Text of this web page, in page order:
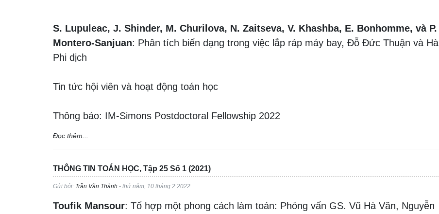
S. Lupuleac, J. Shinder, M. Churilova, N. Zaitseva, V. Khashba, E. Bonhomme, và P.
Montero-Sanjuan: Phân tích biến dạng trong việc lắp ráp máy bay, Đỗ Đức Thuận và Hà
Phi dịch
Tin tức hội viên và hoạt động toán học
Thông báo: IM-Simons Postdoctoral Fellowship 2022
Đọc thêm...
THÔNG TIN TOÁN HỌC, Tập 25 Số 1 (2021)
Gửi bởi: Trần Văn Thành - thứ năm, 10 tháng 2 2022
Toufik Mansour: Tổ hợp một phong cách làm toán: Phỏng vấn GS. Vũ Hà Văn, Nguyễn